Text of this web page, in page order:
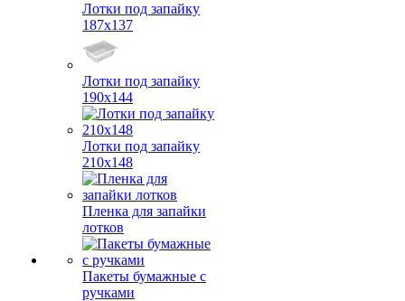
Лотки под запайку
187х137
Лотки под запайку
190х144
Лотки под запайку
210х148
Пленка для запайки
лотков
Пакеты бумажные с
ручками